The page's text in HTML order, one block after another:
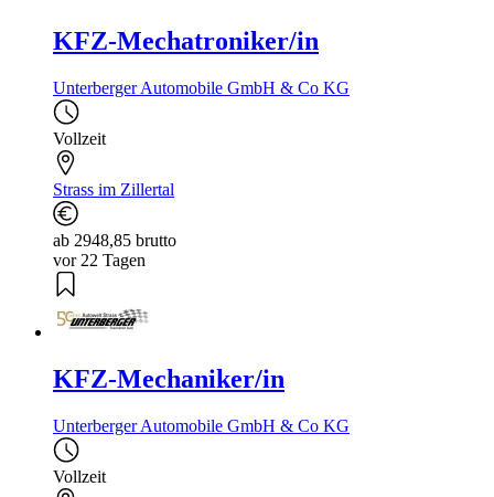
KFZ-Mechatroniker/in
Unterberger Automobile GmbH & Co KG
Vollzeit
Strass im Zillertal
ab 2948,85 brutto
vor 22 Tagen
KFZ-Mechaniker/in
Unterberger Automobile GmbH & Co KG
Vollzeit